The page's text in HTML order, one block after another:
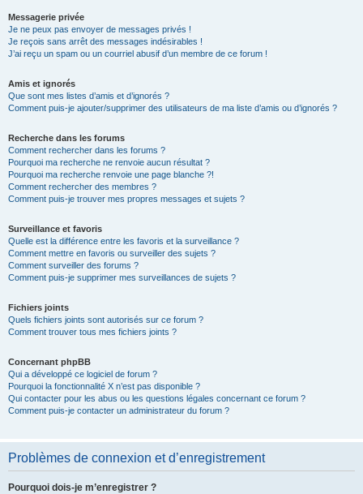
Messagerie privée
Je ne peux pas envoyer de messages privés !
Je reçois sans arrêt des messages indésirables !
J’ai reçu un spam ou un courriel abusif d’un membre de ce forum !
Amis et ignorés
Que sont mes listes d’amis et d’ignorés ?
Comment puis-je ajouter/supprimer des utilisateurs de ma liste d’amis ou d’ignorés ?
Recherche dans les forums
Comment rechercher dans les forums ?
Pourquoi ma recherche ne renvoie aucun résultat ?
Pourquoi ma recherche renvoie une page blanche ?!
Comment rechercher des membres ?
Comment puis-je trouver mes propres messages et sujets ?
Surveillance et favoris
Quelle est la différence entre les favoris et la surveillance ?
Comment mettre en favoris ou surveiller des sujets ?
Comment surveiller des forums ?
Comment puis-je supprimer mes surveillances de sujets ?
Fichiers joints
Quels fichiers joints sont autorisés sur ce forum ?
Comment trouver tous mes fichiers joints ?
Concernant phpBB
Qui a développé ce logiciel de forum ?
Pourquoi la fonctionnalité X n’est pas disponible ?
Qui contacter pour les abus ou les questions légales concernant ce forum ?
Comment puis-je contacter un administrateur du forum ?
Problèmes de connexion et d’enregistrement
Pourquoi dois-je m’enregistrer ?